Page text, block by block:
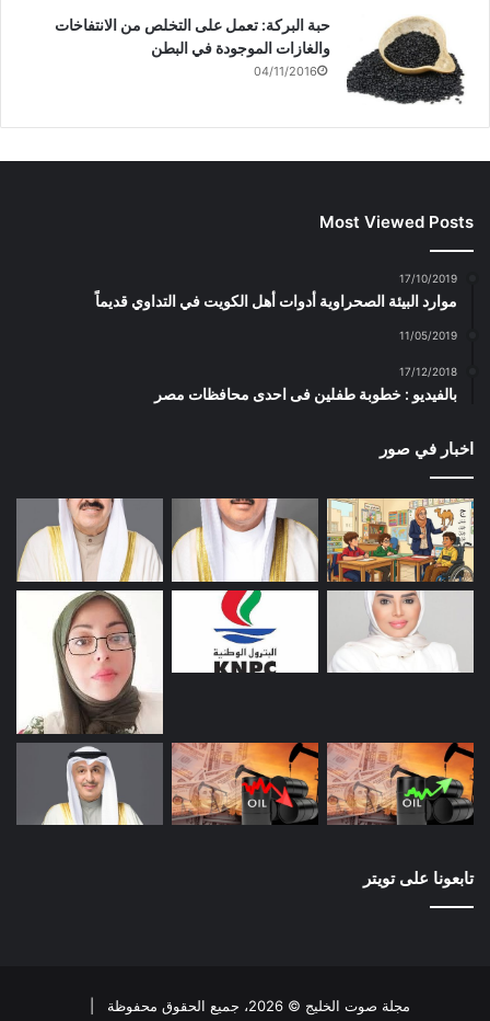
حبة البركة: تعمل على التخلص من الانتفاخات
والغازات الموجودة في البطن
04/11/2016
Most Viewed Posts
17/10/2019
موارد البيئة الصحراوية أدوات أهل الكويت في التداوي قديماً
11/05/2019
17/12/2018
بالفيديو : خطوبة طفلين فى احدى محافظات مصر
اخبار في صور
تابعونا على تويتر
مجلة صوت الخليج © 2026، جميع الحقوق محفوظة |